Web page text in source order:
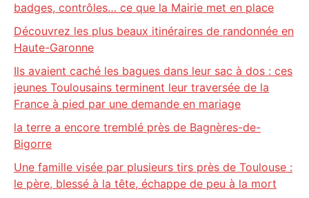
badges, contrôles… ce que la Mairie met en place
Découvrez les plus beaux itinéraires de randonnée en
Haute-Garonne
Ils avaient caché les bagues dans leur sac à dos : ces
jeunes Toulousains terminent leur traversée de la
France à pied par une demande en mariage
la terre a encore tremblé près de Bagnères-de-
Bigorre
Une famille visée par plusieurs tirs près de Toulouse :
le père, blessé à la tête, échappe de peu à la mort